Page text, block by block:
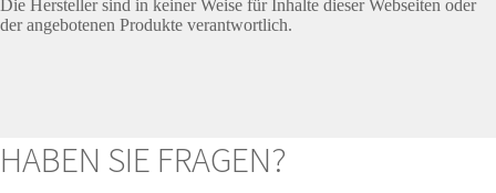
Die Hersteller sind in keiner Weise für Inhalte dieser Webseiten oder
der angebotenen Produkte verantwortlich.
HABEN SIE FRAGEN?